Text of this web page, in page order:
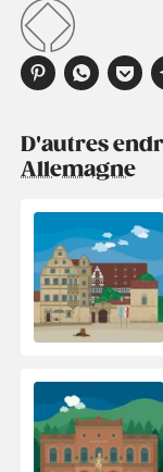
D'autres
Allemagne